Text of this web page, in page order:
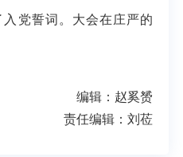
党誓词。大会在庄严的
编辑：赵奚赟
责任编辑：刘莅